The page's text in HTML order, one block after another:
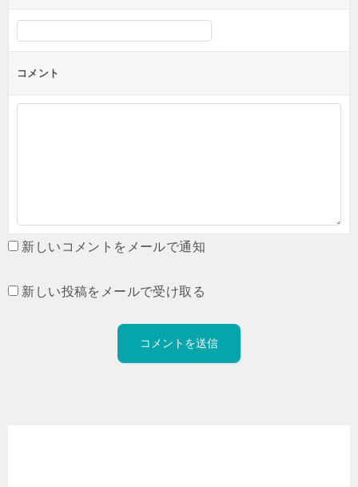
コメント
新しいコメントをメールで通知
新しい投稿をメールで受け取る